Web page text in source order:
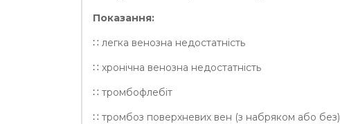
Показання:
∷ легка венозна недостатність
∷ хронічна венозна недостатність
∷ тромбофлебіт
∷ тромбоз поверхневих вен (з набряком або без)